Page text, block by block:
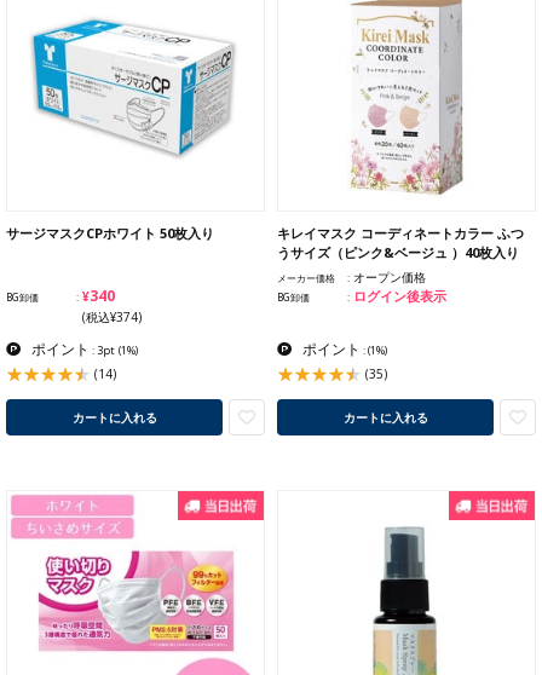
サージマスクCPホワイト 50枚入り
BG卸価 ¥340
(税込¥374)
ポイント : 3pt (1%)
(14)
カートに入れる
キレイマスク コーディネートカラー ふつ
うサイズ（ピンク&ベージュ ）40枚入り
メーカー価格 オープン価格
BG卸価 ログイン後表示
ポイント :(1%)
(35)
カートに入れる